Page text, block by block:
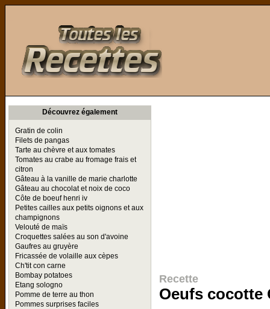
Découvrez également
Gratin de colin
Filets de pangas
Tarte au chèvre et aux tomates
Tomates au crabe au fromage frais et
citron
Gâteau à la vanille de marie charlotte
Gâteau au chocolat et noix de coco
Côte de boeuf henri iv
Petites cailles aux petits oignons et aux
champignons
Velouté de maïs
Croquettes salées au son d'avoine
Gaufres au gruyère
Fricassée de volaille aux cèpes
Ch'tit con carne
Bombay potatoes
Etang sologno
Pomme de terre au thon
Pommes surprises faciles
Recette
Oeufs cocotte